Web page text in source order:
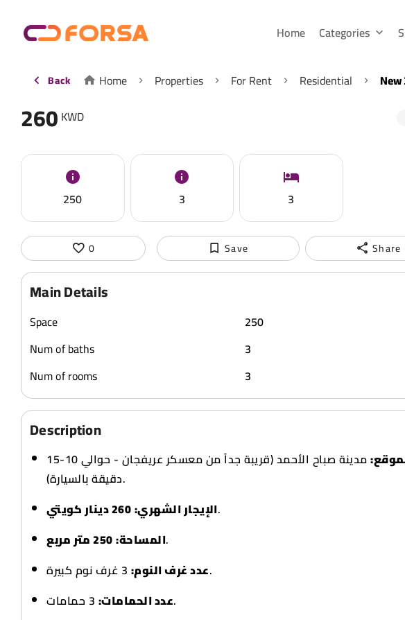
Home Categories
Back Home Properties For Rent Residential
260 KWD
250 3 3
0 Save Share
Main Details
Space
250
Num of baths
3
Num of rooms
3
Description
مدينة صباح الأحمد (قريبة جداً من معسكر عريفجان - حوالي 10-15
دقيقة بالسيارة).
الإيجار الشهري:260 دينار كويتي
.
المساحة:250 متر مربع
.
عدد غرف النوم:3 غرف نوم كبيرة.
عدد الحمامات:3 حمامات.